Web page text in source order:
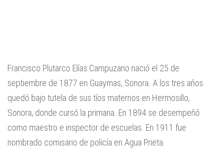
Francisco Plutarco Elías Campuzano nació el 25 de
septiembre de 1877 en Guaymas, Sonora. A los tres años
quedó bajo tutela de sus tíos maternos en Hermosillo,
Sonora, donde cursó la primaria. En 1894 se desempeñó
como maestro e inspector de escuelas. En 1911 fue
nombrado comisario de policía en Agua Prieta.